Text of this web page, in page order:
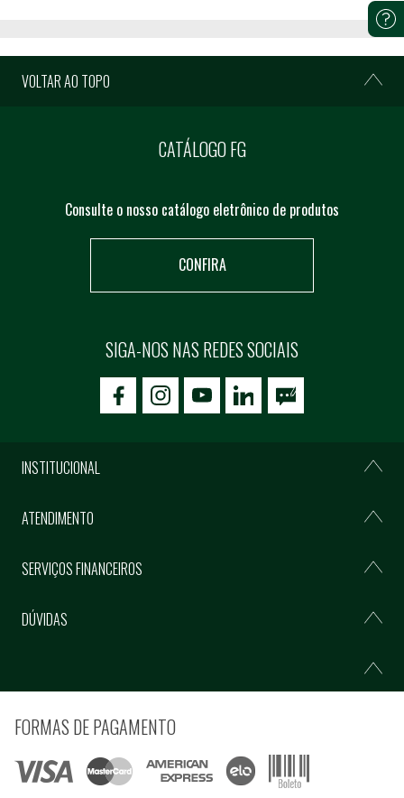
VOLTAR AO TOPO
CATÁLOGO FG
Consulte o nosso catálogo eletrônico de produtos
CONFIRA
SIGA-NOS NAS REDES SOCIAIS
icon-facebookicon-social02icon-social03
INSTITUCIONAL
ATENDIMENTO
SERVIÇOS FINANCEIROS
DÚVIDAS
FORMAS DE PAGAMENTO